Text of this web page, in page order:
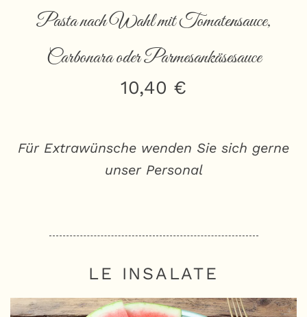
Pasta nach Wahl mit Tomatensauce,
Carbonara oder Parmesankäsesauce
10,40 €
Für Extrawünsche wenden Sie sich gerne
unser Personal
LE INSALATE